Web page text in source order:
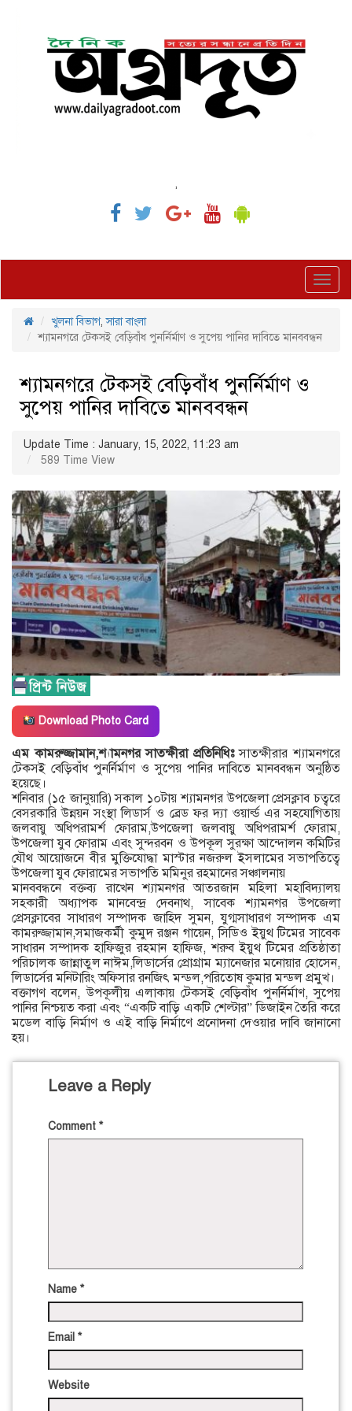
,
খুলনা বিভাগ,সারা বাংলা
শ্যামনগরে টেকসই বেড়িবাঁধ পুনর্নির্মাণ ও সুপেয় পানির দাবিতে মানববন্ধন
শ্যামনগরে টেকসই বেড়িবাঁধ পুনর্নির্মাণ ও
সুপেয় পানির দাবিতে মানববন্ধন
Update Time : January, 15, 2022, 11:23 am
589 Time View
Download Photo Card
এম কামরুজ্জামান,শ্যামনগর সাতক্ষীরা প্রতিনিধিঃসাতক্ষীরার শ্যামনগরে
টেকসই বেড়িবাঁধ পুনর্নির্মাণ ও সুপেয় পানির দাবিতে মানববন্ধন অনুষ্ঠিত
হয়েছে।
শনিবার (১৫ জানুয়ারি) সকাল ১০টায় শ্যামনগর উপজেলা প্রেসক্লাব চত্বরে
বেসরকারি উন্নয়ন সংস্থা লিডার্স ও ব্রেড ফর দ্যা ওয়ার্ল্ড এর সহযোগিতায়
জলবায়ু অধিপরামর্শ ফোরাম,উপজেলা জলবায়ু অধিপরামর্শ ফোরাম,
উপজেলা যুব ফোরাম এবং সুন্দরবন ও উপকূল সুরক্ষা আন্দোলন কমিটির
যৌথ আয়োজনে বীর মুক্তিযোদ্ধা মাস্টার নজরুল ইসলামের সভাপতিত্বে
উপজেলা যুব ফোরামের সভাপতি মমিনুর রহমানের সঞ্চালনায়
মানববন্ধনে বক্তব্য রাখেন শ্যামনগর আতরজান মহিলা মহাবিদ্যালয়
সহকারী অধ্যাপক মানবেন্দ্র দেবনাথ, সাবেক শ্যামনগর উপজেলা
প্রেসক্লাবের সাধারণ সম্পাদক জাহিদ সুমন, যুগ্মসাধারণ সম্পাদক এম
কামরুজ্জামান,সমাজকর্মী কুমুদ রঞ্জন গায়েন, সিডিও ইয়ুথ টিমের সাবেক
সাধারন সম্পাদক হাফিজুর রহমান হাফিজ, শরুব ইয়ুথ টিমের প্রতিষ্ঠাতা
পরিচালক জান্নাতুল নাঈম,লিডার্সের প্রোগ্রাম ম্যানেজার মনোয়ার হোসেন,
লিডার্সের মনিটারিং অফিসার রনজিৎ মন্ডল,পরিতোষ কুমার মন্ডল প্রমুখ।
বক্তাগণ বলেন, উপকূলীয় এলাকায় টেকসই বেড়িবাঁধ পুনর্নির্মাণ, সুপেয়
পানির নিশ্চয়ত করা এবং “একটি বাড়ি একটি শেল্টার” ডিজাইন তৈরি করে
মডেল বাড়ি নির্মাণ ও এই বাড়ি নির্মাণে প্রনোদনা দেওয়ার দাবি জানানো
হয়।
Leave a Reply
Comment *
Name *
Email *
Website